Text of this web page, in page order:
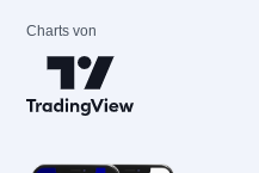
Charts von